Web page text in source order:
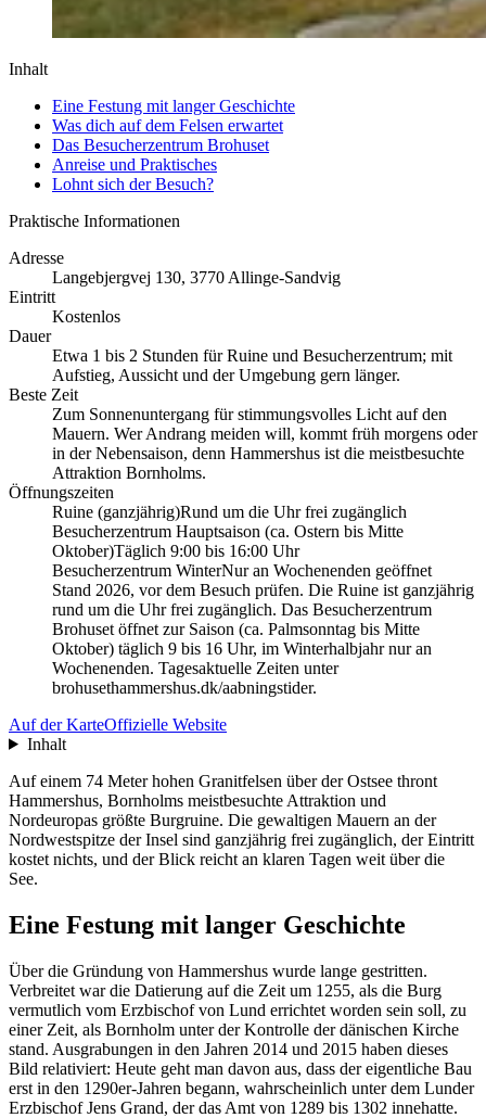
Inhalt
Eine Festung mit langer Geschichte
Was dich auf dem Felsen erwartet
Das Besucherzentrum Brohuset
Anreise und Praktisches
Lohnt sich der Besuch?
Praktische Informationen
Adresse
Langebjergvej 130, 3770 Allinge-Sandvig
Eintritt
Kostenlos
Dauer
Etwa 1 bis 2 Stunden für Ruine und Besucherzentrum; mit
Aufstieg, Aussicht und der Umgebung gern länger.
Beste Zeit
Zum Sonnenuntergang für stimmungsvolles Licht auf den
Mauern. Wer Andrang meiden will, kommt früh morgens oder
in der Nebensaison, denn Hammershus ist die meistbesuchte
Attraktion Bornholms.
Öffnungszeiten
Ruine (ganzjährig)Rund um die Uhr frei zugänglich
Besucherzentrum Hauptsaison (ca. Ostern bis Mitte
Oktober)Täglich 9:00 bis 16:00 Uhr
Besucherzentrum WinterNur an Wochenenden geöffnet
Stand 2026, vor dem Besuch prüfen. Die Ruine ist ganzjährig
rund um die Uhr frei zugänglich. Das Besucherzentrum
Brohuset öffnet zur Saison (ca. Palmsonntag bis Mitte
Oktober) täglich 9 bis 16 Uhr, im Winterhalbjahr nur an
Wochenenden. Tagesaktuelle Zeiten unter
brohusethammershus.dk/aabningstider.
Auf der KarteOffizielle Website
Inhalt
Auf einem 74 Meter hohen Granitfelsen über der Ostsee thront
Hammershus, Bornholms meistbesuchte Attraktion und
Nordeuropas größte Burgruine. Die gewaltigen Mauern an der
Nordwestspitze der Insel sind ganzjährig frei zugänglich, der Eintritt
kostet nichts, und der Blick reicht an klaren Tagen weit über die
See.
Eine Festung mit langer Geschichte
Über die Gründung von Hammershus wurde lange gestritten.
Verbreitet war die Datierung auf die Zeit um 1255, als die Burg
vermutlich vom Erzbischof von Lund errichtet worden sein soll, zu
einer Zeit, als Bornholm unter der Kontrolle der dänischen Kirche
stand. Ausgrabungen in den Jahren 2014 und 2015 haben dieses
Bild relativiert: Heute geht man davon aus, dass der eigentliche Bau
erst in den 1290er-Jahren begann, wahrscheinlich unter dem Lunder
Erzbischof Jens Grand, der das Amt von 1289 bis 1302 innehatte.